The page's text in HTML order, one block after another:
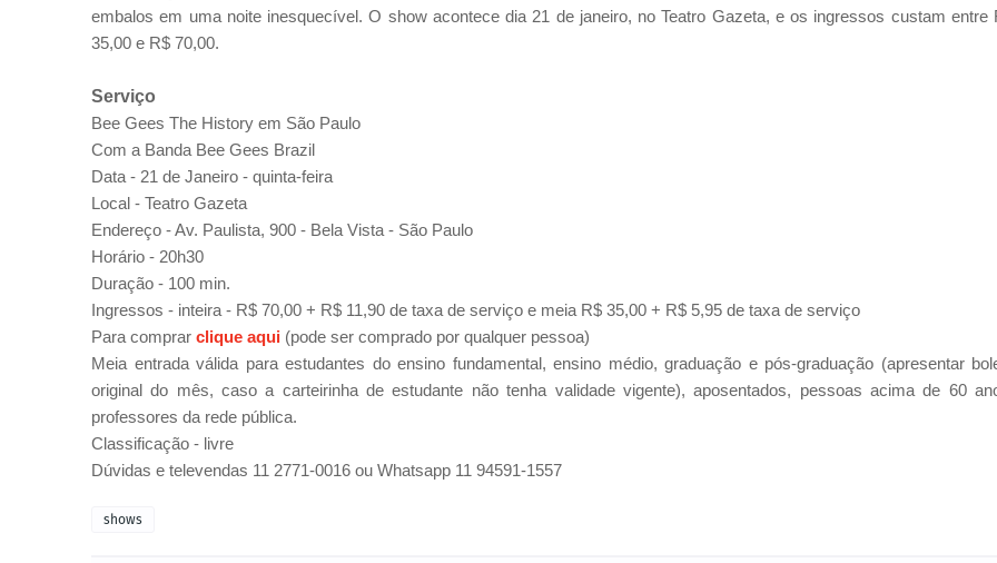
embalos em uma noite inesquecível.O show acontece dia 21 de janeiro, no Teatro Gazeta, e os ingressos custam entre
35,00 e R$ 70,00.
Serviço
Bee Gees The History em São Paulo
Com a Banda Bee Gees Brazil
Data - 21 de Janeiro - quinta-feira
Local - Teatro Gazeta
Endereço - Av. Paulista, 900 - Bela Vista - São Paulo
Horário - 20h30
Duração - 100 min.
Ingressos - inteira - R$ 70,00 + R$ 11,90 de taxa de serviço e meia R$ 35,00 + R$ 5,95 de taxa de serviço
Para comprar clique aqui (pode ser comprado por qualquer pessoa)
Meia entrada válida para estudantes do ensino fundamental, ensino médio, graduação e pós-graduação (apresentar
original do mês, caso a carteirinha de estudante não tenha validade vigente), aposentados, pessoas acima de 60
professores da rede pública.
Classificação - livre
Dúvidas e televendas 11 2771-0016 ou Whatsapp 11 94591-1557
shows